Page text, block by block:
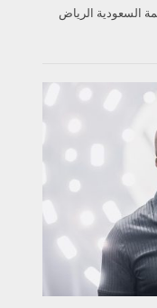
السعودية الرياض